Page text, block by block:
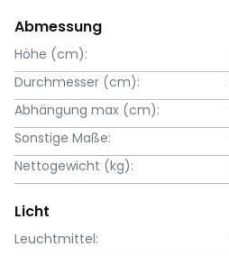
Abmessung
Höhe (cm):
Durchmesser (cm):
Abhängung max (cm):
Sonstige Maße:
Nettogewicht (kg):
Licht
Leuchtmittel: